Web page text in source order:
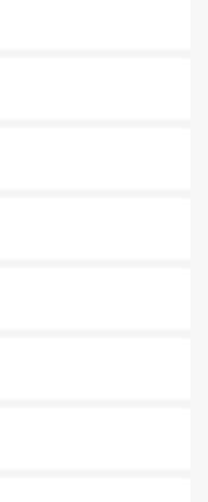
楽しめる外せないスポット